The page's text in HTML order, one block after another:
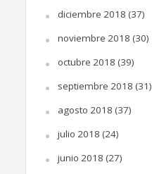
diciembre 2018 (37)
noviembre 2018 (30)
octubre 2018 (39)
septiembre 2018 (31)
agosto 2018 (37)
julio 2018 (24)
junio 2018 (27)